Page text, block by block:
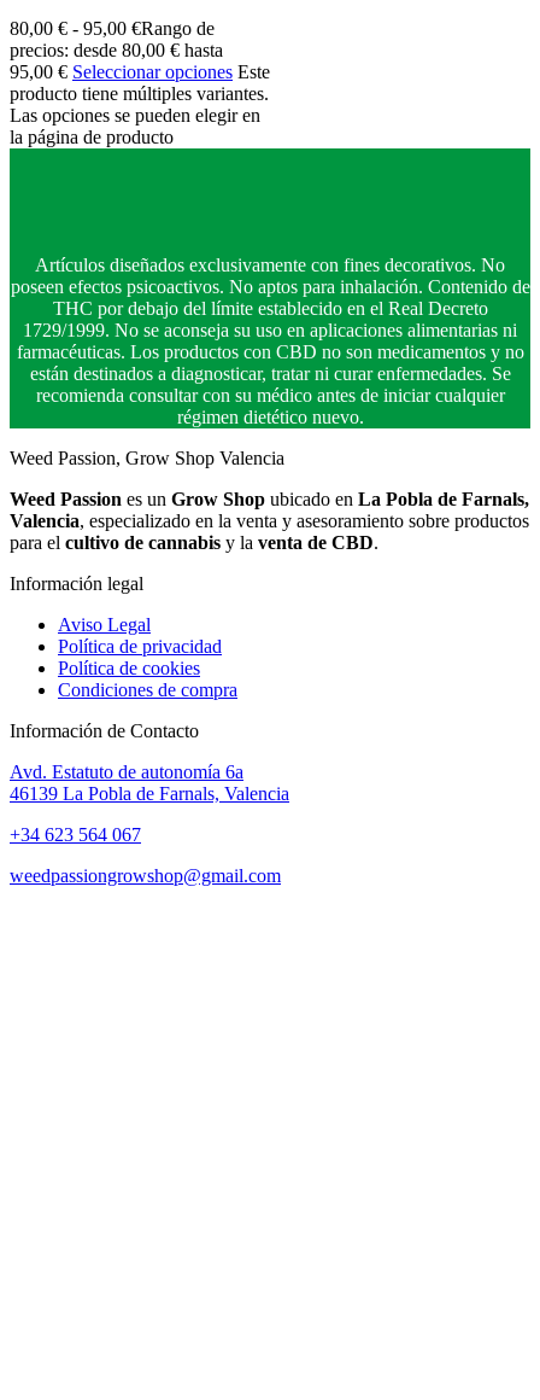
80,00 € - 95,00 €Rango de
precios: desde 80,00 € hasta
95,00 € Seleccionar opciones Este
producto tiene múltiples variantes.
Las opciones se pueden elegir en
la página de producto
Artículos diseñados exclusivamente con fines decorativos. No
poseen efectos psicoactivos. No aptos para inhalación. Contenido de
THC por debajo del límite establecido en el Real Decreto
1729/1999. No se aconseja su uso en aplicaciones alimentarias ni
farmacéuticas. Los productos con CBD no son medicamentos y no
están destinados a diagnosticar, tratar ni curar enfermedades. Se
recomienda consultar con su médico antes de iniciar cualquier
régimen dietético nuevo.
Weed Passion, Grow Shop Valencia
Weed Passion es un Grow Shop ubicado en La Pobla de Farnals,
Valencia, especializado en la venta y asesoramiento sobre productos
para el cultivo de cannabis y la venta de CBD.
Información legal
Aviso Legal
Política de privacidad
Política de cookies
Condiciones de compra
Información de Contacto
Avd. Estatuto de autonomía 6a
46139 La Pobla de Farnals, Valencia
+34 623 564 067
weedpassiongrowshop@gmail.com